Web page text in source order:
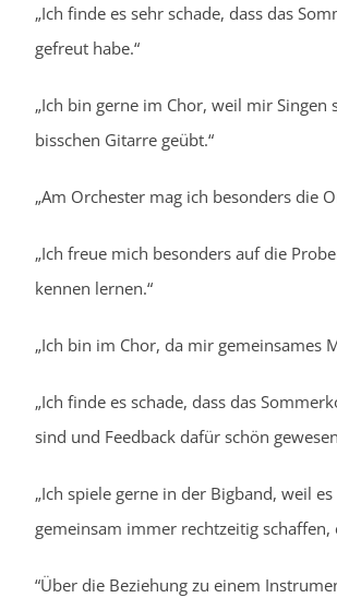
„Ich finde es sehr schade, dass das
gefreut habe.“
„Ich bin gerne im Chor, weil mir
bisschen Gitarre geübt.“
„Am Orchester mag ich besonders die
„Ich freue mich besonders auf die
kennen lernen.“
„Ich bin im Chor, da mir gemeinsames
„Ich finde es schade, dass das
sind und Feedback dafür schön
„Ich spiele gerne in der Bigband, weil
gemeinsam immer rechtzeitig schaffen,
“Über die Beziehung zu einem